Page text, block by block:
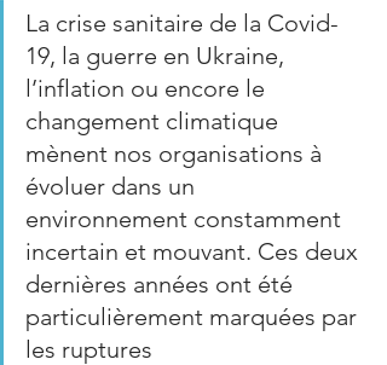
La crise sanitaire de la Covid-
19, la guerre en Ukraine,
l’inflation ou encore le
changement climatique
mènent nos organisations à
évoluer dans un
environnement constamment
incertain et mouvant. Ces deux
dernières années ont été
particulièrement marquées par
les ruptures